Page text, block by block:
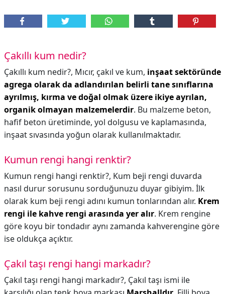
Çakıllı kum nedir?
Çakıllı kum nedir?, Mıcır, çakıl ve kum, inşaat sektöründe
agrega olarak da adlandırılan belirli tane sınıflarına
ayrılmış, kırma ve doğal olmak üzere ikiye ayrılan,
organik olmayan malzemelerdir. Bu malzeme beton,
hafif beton üretiminde, yol dolgusu ve kaplamasında,
inşaat sıvasında yoğun olarak kullanılmaktadır.
Kumun rengi hangi renktir?
Kumun rengi hangi renktir?, Kum beji rengi duvarda
nasıl durur sorusunu sorduğunuzu duyar gibiyim. İlk
olarak kum beji rengi adını kumun tonlarından alır. Krem
rengi ile kahve rengi arasında yer alır. Krem rengine
göre koyu bir tondadır aynı zamanda kahverengine göre
ise oldukça açıktır.
Çakıl taşı rengi hangi markadır?
Çakıl taşı rengi hangi markadır?, Çakıl taşı ismi ile